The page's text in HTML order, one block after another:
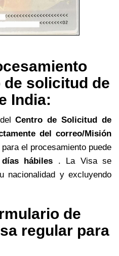
solicitud de
India:
delCentro de Solicitud de
del correo/Misión
el procesamiento puede
hábiles . La Visa se
nacionalidad y excluyendo
de
regular para